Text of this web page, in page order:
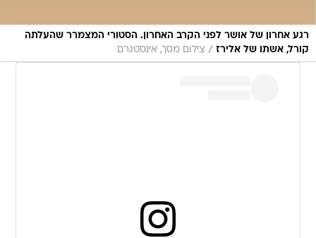
רגע אחרון של אושר לפני הקרב האחרון. הסטורי המצמרר שהעלתה
קורל, אשתו של אלירז / צילום מסך, אינסטגרם